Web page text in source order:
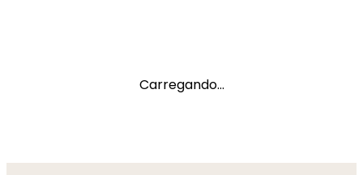
Carregando...